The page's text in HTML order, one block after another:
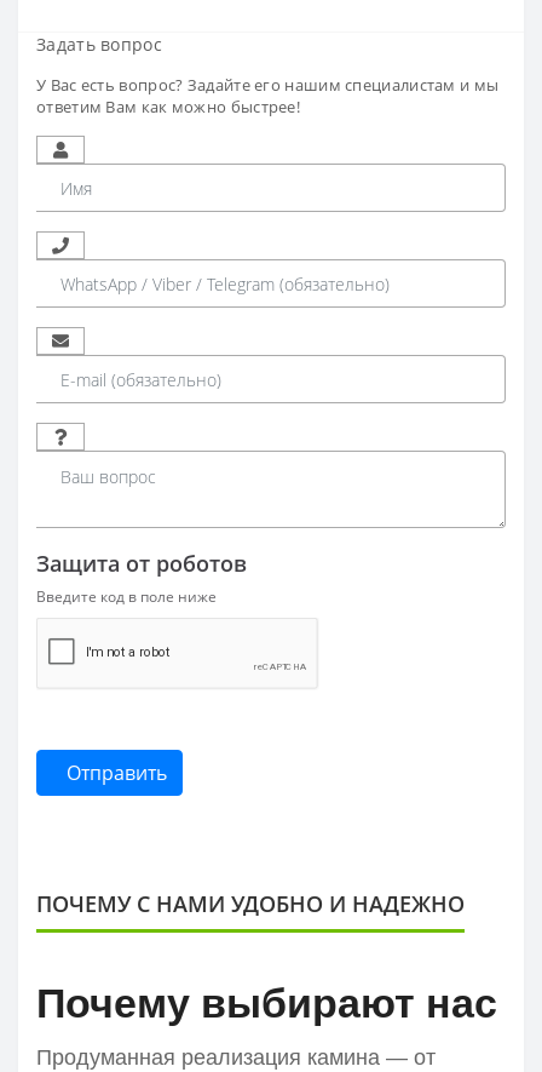
Задать вопрос
У Вас есть вопрос? Задайте его нашим специалистам и мы
ответим Вам как можно быстрее!
Защита от роботов
Введите код в поле ниже
Отправить
ПОЧЕМУ С НАМИ УДОБНО И НАДЕЖНО
Почему выбирают нас
Продуманная реализация камина — от